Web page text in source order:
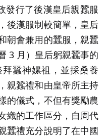
發行了後漢皇后親蠶服
後漢服制較簡單，皇后
朝會兼用的蠶服，親蠶
3 月）皇后躬親蠶事的
蠶神嫘祖，並採桑養
親蠶禮和由皇帝所主持
的儀式，不但有獎勵農
織的工作區分，自周代
蠶禮充分說明了在中國